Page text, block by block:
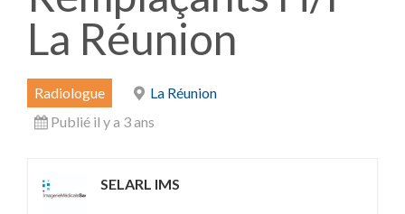
La Réunion
Radiologue
La Réunion
Publié il y a 3 ans
SELARL IMS